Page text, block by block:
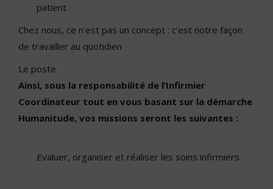
patient
Chez nous, ce n’est pas un concept : c’est notre façon
de travailler au quotidien
Le poste
Ainsi, sous la responsabilité de l’Infirmier
Coordinateur tout en vous basant sur la démarche
Humanitude, vos missions seront les suivantes :
Evaluer, organiser et réaliser les soins infirmiers